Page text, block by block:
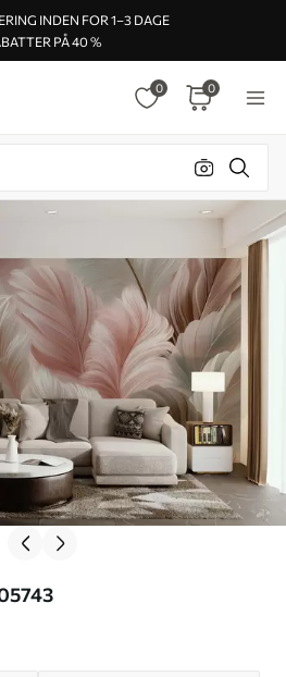
INDEN FOR 1–3 DAGE
PÅ 40 %
0 0